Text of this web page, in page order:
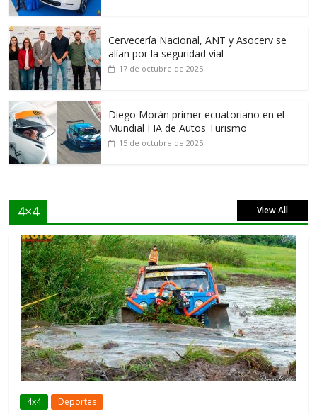
Cervecería Nacional, ANT y Asocerv se
alían por la seguridad vial
17 de octubre de 2025
Diego Morán primer ecuatoriano en el
Mundial FIA de Autos Turismo
15 de octubre de 2025
4×4 View All
4x4 Deportes